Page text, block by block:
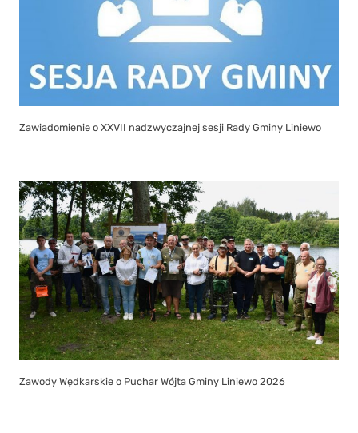
Zawiadomienie o XXVII nadzwyczajnej sesji Rady Gminy Liniewo
Zawody Wędkarskie o Puchar Wójta Gminy Liniewo 2026